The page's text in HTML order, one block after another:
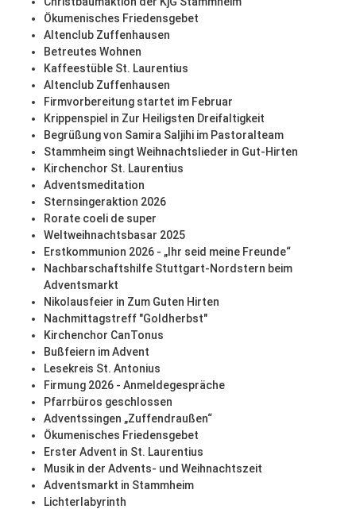
Ökumenisches Friedensgebet
Altenclub Zuffenhausen
Betreutes Wohnen
Kaffeestüble St. Laurentius
Altenclub Zuffenhausen
Firmvorbereitung startet im Februar
Krippenspiel in Zur Heiligsten Dreifaltigkeit
Begrüßung von Samira Saljihi im Pastoralteam
Stammheim singt Weihnachtslieder in Gut-Hirten
Kirchenchor St. Laurentius
Adventsmeditation
Sternsingeraktion 2026
Rorate coeli de super
Weltweihnachtsbasar 2025
Erstkommunion 2026 - „Ihr seid meine Freunde“
Nachbarschaftshilfe Stuttgart-Nordstern beim
Adventsmarkt
Nikolausfeier in Zum Guten Hirten
Nachmittagstreff "Goldherbst"
Kirchenchor CanTonus
Bußfeiern im Advent
Lesekreis St. Antonius
Firmung 2026 - Anmeldegespräche
Pfarrbüros geschlossen
Adventssingen „Zuffendraußen“
Ökumenisches Friedensgebet
Erster Advent in St. Laurentius
Musik in der Advents- und Weihnachtszeit
Adventsmarkt in Stammheim
Lichterlabyrinth